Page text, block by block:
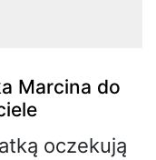
Marcina do
oczekują